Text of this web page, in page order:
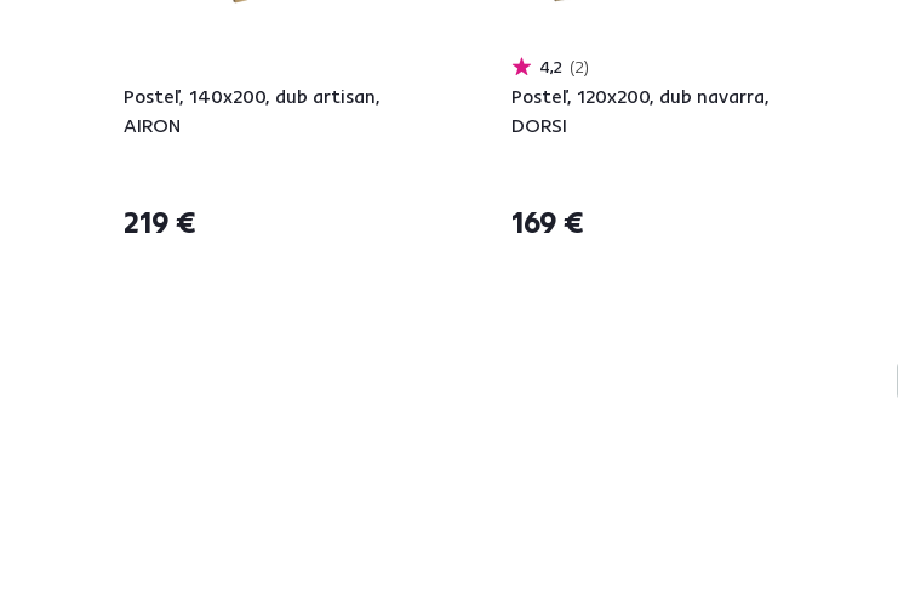
Posteľ, 140x200, dub artisan,
AIRON
219 €
4,2 2
Posteľ, 120x200, dub navarra,
DORSI
169 €